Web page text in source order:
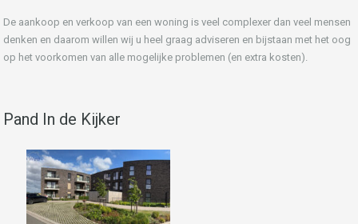
De aankoop en verkoop van een woning is veel complexer dan veel mensen
denken en daarom willen wij u heel graag adviseren en bijstaan met het oog
op het voorkomen van alle mogelijke problemen (en extra kosten).
Pand In de Kijker